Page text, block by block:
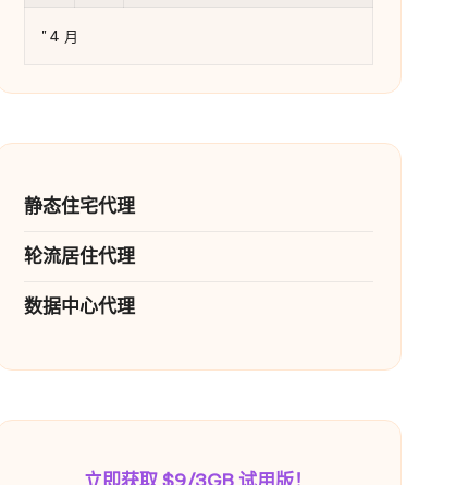
" 4 月
静态住宅代理
轮流居住代理
数据中心代理